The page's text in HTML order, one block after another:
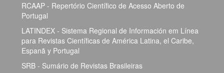
RCAAP - Repertório Científico de Acesso Aberto de
Portugal
LATINDEX - Sistema Regional de Información em Línea
para Revistas Científicas de América Latina, el Caribe,
Espanã y Portugal
SRB - Sumário de Revistas Brasileiras